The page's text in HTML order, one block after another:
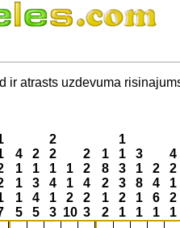
ir atrasts uzdevuma
4
1
1
1
5
2
1
3
4
5
2
2
1
4
1
3
1
1
2
10
2
2
4
2
3
1
8
2
1
2
1
1
3
3
2
1
3
1
8
1
1
2
4
6
1
4
2
1
2
1